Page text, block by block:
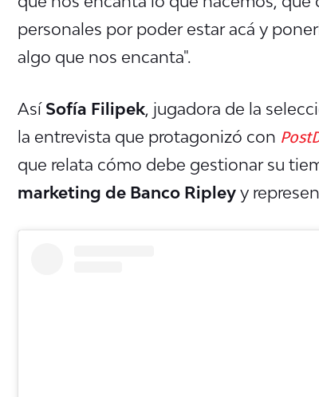
personales por poder estar acá y
algo que nos encanta".
Así Sofía Filipek , jugadora de la
la entrevista que protagonizó con
que relata cómo debe gestionar su
marketing de Banco Ripley y